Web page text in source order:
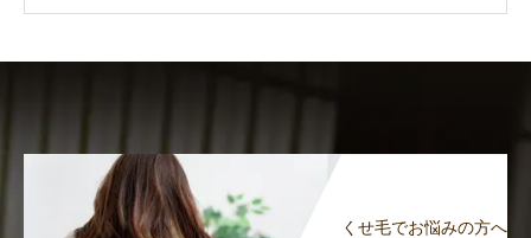
くせ毛でお悩みの方へ